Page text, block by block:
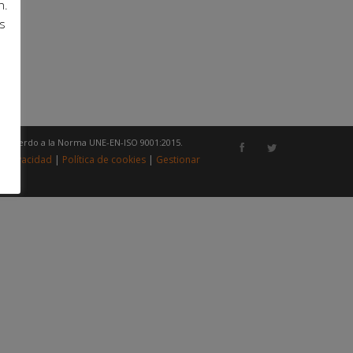
a la Norma UNE-EN-ISO 9001:2015.
privacidad | Política de cookies | Gestionar